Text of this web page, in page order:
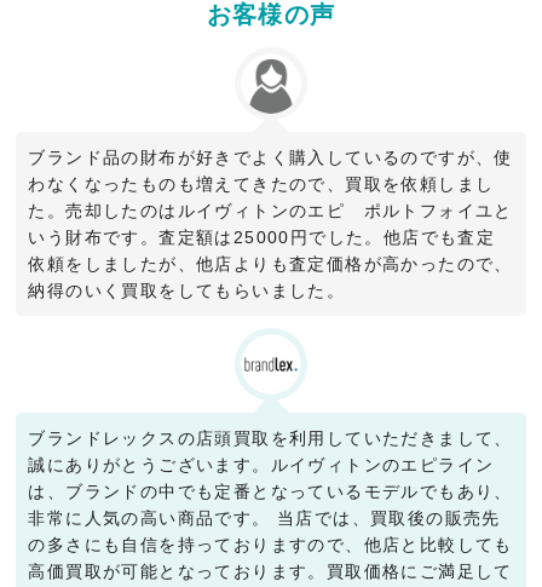
お客様の声
ブランド品の財布が好きでよく購入しているのですが、使
わなくなったものも増えてきたので、買取を依頼しまし
た。売却したのはルイヴィトンのエピ ポルトフォイユと
いう財布です。査定額は25000円でした。他店でも査定
依頼をしましたが、他店よりも査定価格が高かったので、
納得のいく買取をしてもらいました。
ブランドレックスの店頭買取を利用していただきまして、
誠にありがとうございます。ルイヴィトンのエピライン
は、ブランドの中でも定番となっているモデルでもあり、
非常に人気の高い商品です。 当店では、買取後の販売先
の多さにも自信を持っておりますので、他店と比較しても
高価買取が可能となっております。買取価格にご満足して